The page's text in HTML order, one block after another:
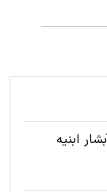
آبشار ابنیه